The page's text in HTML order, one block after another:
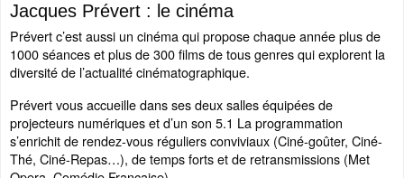
Jacques Prévert : le cinéma
Prévert c’est aussi un cinéma qui propose chaque année plus de
1000 séances et plus de 300 films de tous genres qui explorent la
diversité de l’actualité cinématographique.
Prévert vous accueille dans ses deux salles équipées de
projecteurs numériques et d’un son 5.1 La programmation
s’enrichit de rendez-vous réguliers conviviaux (Ciné-goûter, Ciné-
Thé, Ciné-Repas…), de temps forts et de retransmissions (Met